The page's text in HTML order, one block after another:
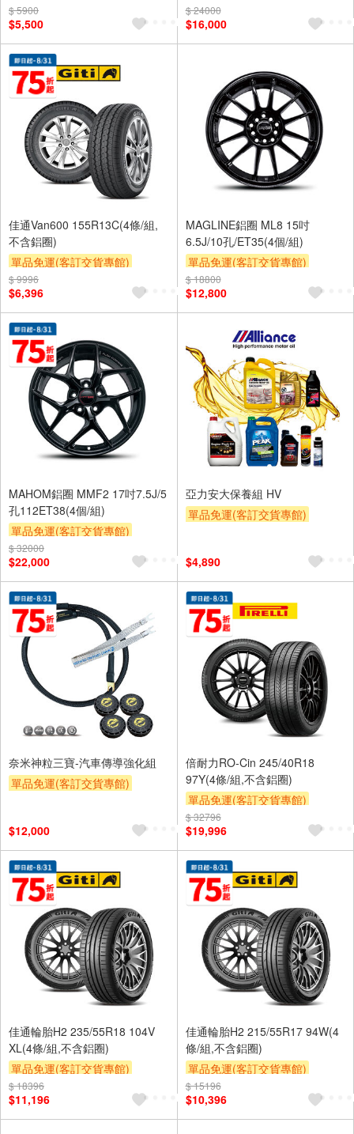
$ 5900
$5,500
$ 24000
$16,000
佳通Van600 155R13C(4條/組,
不含鋁圈)
單品免運(客訂交貨專館)
$ 9996
$6,396
MAGLINE鋁圈 ML8 15吋
6.5J/10孔/ET35(4個/組)
單品免運(客訂交貨專館)
$ 18800
$12,800
MAHOM鋁圈 MMF2 17吋7.5J/5
孔112ET38(4個/組)
單品免運(客訂交貨專館)
$ 32000
$22,000
亞力安大保養組 HV
單品免運(客訂交貨專館)
$4,890
奈米神粒三寶-汽車傳導強化組
單品免運(客訂交貨專館)
$12,000
倍耐力RO-Cin 245/40R18
97Y(4條/組,不含鋁圈)
單品免運(客訂交貨專館)
$ 32796
$19,996
佳通輪胎H2 235/55R18 104V
XL(4條/組,不含鋁圈)
單品免運(客訂交貨專館)
$ 18396
$11,196
佳通輪胎H2 215/55R17 94W(4
條/組,不含鋁圈)
單品免運(客訂交貨專館)
$ 15196
$10,396